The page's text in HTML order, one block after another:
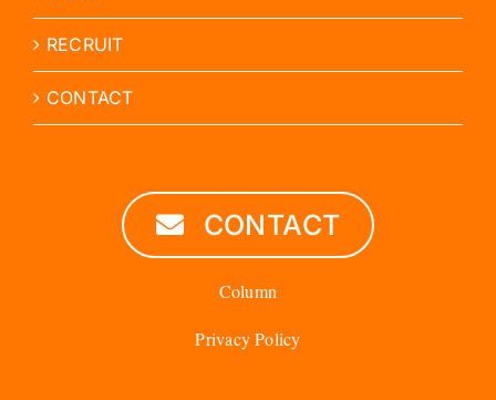
RECRUIT
CONTACT
CONTACT
Column
Privacy Policy